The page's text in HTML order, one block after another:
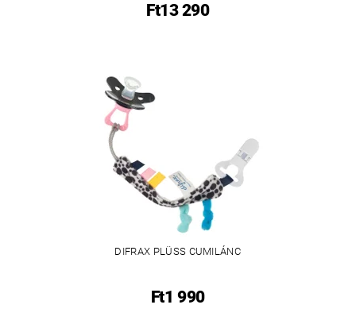
Ft13 290
DIFRAX PLÜSS CUMILÁNC
Ft1 990